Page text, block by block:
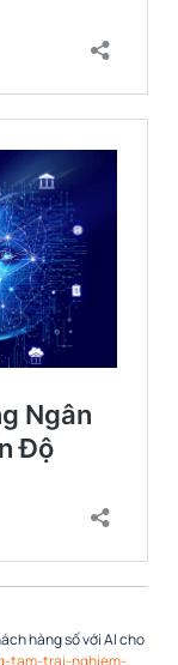
hàng số với AI cho